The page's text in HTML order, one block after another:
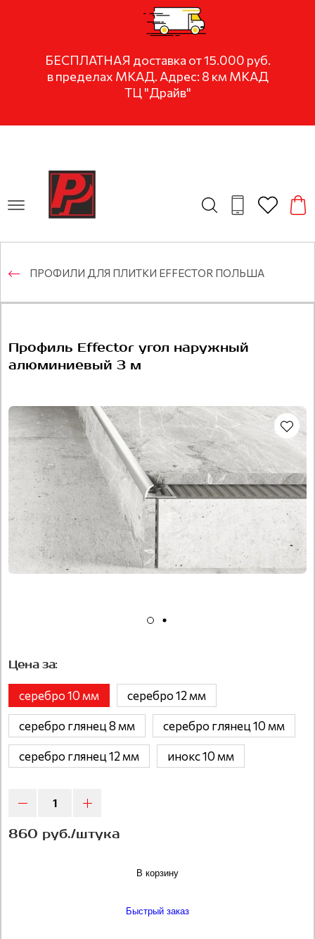
БЕСПЛАТНАЯ доставка от 15.000 руб.
в пределах МКАД. Адрес: 8 км МКАД
ТЦ "Драйв"
ПРОФИЛИ ДЛЯ ПЛИТКИ EFFECTOR ПОЛЬША
Профиль Effector угол наружный
алюминиевый 3 м
Цена за:
серебро 10 мм серебро 12 мм
серебро глянец 8 мм серебро глянец 10 мм
серебро глянец 12 мм инокс 10 мм
860 руб./штука
В корзину
Быстрый заказ